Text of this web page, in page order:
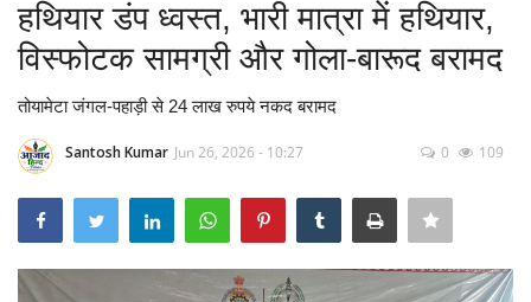
Home
Contact
देश-विदेश
छत्तीसगढ़ राज्य
हथियार डंप ध्वस्त, भारी मात्रा में हथियार,
विस्फोटक सामग्री और गोला-बारूद बरामद
तोयामेटा जंगल-पहाड़ी से 24 लाख रुपये नकद बरामद
Santosh Kumar Jun 26, 2026 - 10:27 0 109